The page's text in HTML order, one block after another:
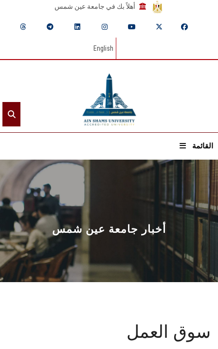
أهلاً بك في جامعة عين شمس
English
القائمة
الرئيسيـة
عن الجامعة
القطاعـات
الشئون الأكاديمية
البحث العلمي
أخبار جامعة عين شمس
سوق العمل